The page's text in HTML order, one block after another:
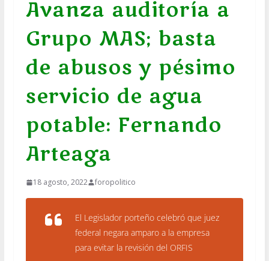
Avanza auditoría a
Grupo MAS; basta
de abusos y pésimo
servicio de agua
potable: Fernando
Arteaga
18 agosto, 2022 foropolitico
El Legislador porteño celebró que juez
federal negara amparo a la empresa
para evitar la revisión del ORFIS